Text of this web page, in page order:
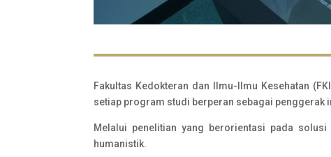
Fakultas Kedokteran dan Ilmu-Ilmu Kesehatan
setiap program studi berperan sebagai penggerak
Melalui penelitian yang berorientasi pada solusi
humanistik.